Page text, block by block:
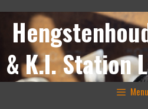
naar
inhoud
& K.I. Station
Menu